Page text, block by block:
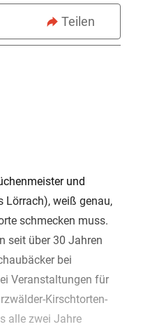
Teilen
und
Lörrach), weiß genau,
schmecken muss.
seit über 30 Jahren
bei
Veranstaltungen für
Kirschtorten-
alle zwei Jahre